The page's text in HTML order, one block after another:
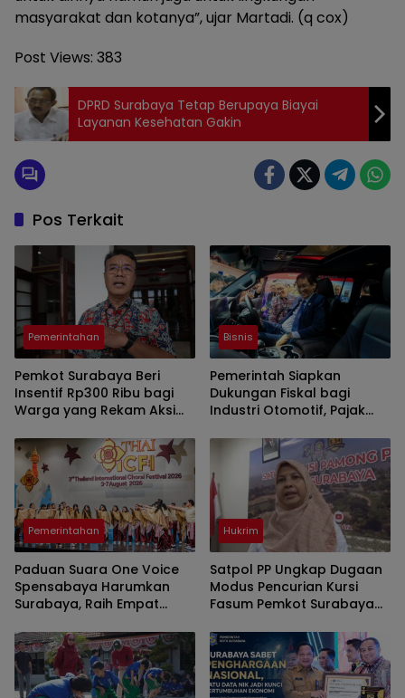
masyarakat dan kotanya”, ujar Martadi. (q cox)
Post Views: 383
DPRD Surabaya Tetap Berupaya Biayai
Layanan Kesehatan Gakin
Pos Terkait
Pemerintahan
Pemkot Surabaya Beri
Insentif Rp300 Ribu bagi
Warga yang Rekam Aksi
Bisnis
Pemerintah Siapkan
Dukungan Fiskal bagi
Industri Otomotif, Pajak
Perlindungan Leasing Jadi
Sorotan
Pemerintahan
Paduan Suara One Voice
Spensabaya Harumkan
Surabaya, Raih Empat
Hukrim
Satpol PP Ungkap Dugaan
Modus Pencurian Kursi
Fasum Pemkot Surabaya